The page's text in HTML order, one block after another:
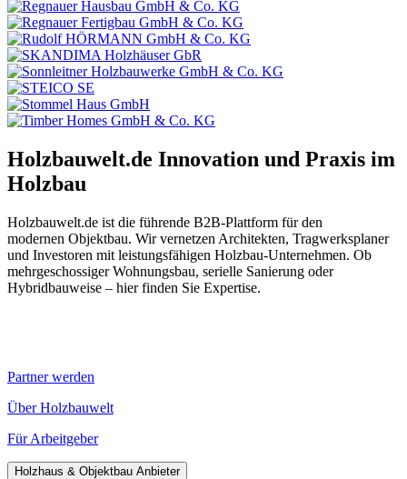
Holzbauwelt.de Innovation und Praxis im
Holzbau
Holzbauwelt.de ist die führende B2B-Plattform für den
modernen Objektbau. Wir vernetzen Architekten, Tragwerksplaner
und Investoren mit leistungsfähigen Holzbau-Unternehmen. Ob
mehrgeschossiger Wohnungsbau, serielle Sanierung oder
Hybridbauweise – hier finden Sie Expertise.
Partner werden
Über Holzbauwelt
Für Arbeitgeber
Holzhaus & Objektbau Anbieter